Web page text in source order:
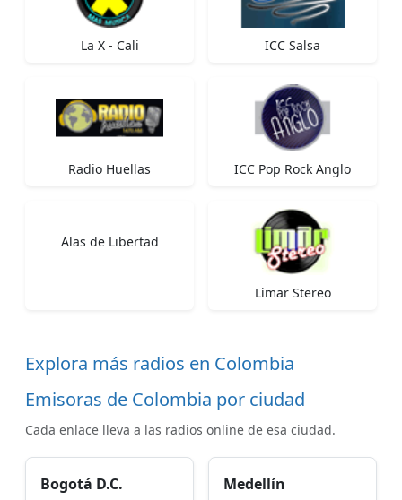
La X - Cali ICC Salsa
Radio Huellas ICC Pop Rock Anglo
Alas de Libertad
Limar Stereo
Explora más radios en Colombia
Emisoras de Colombia por ciudad
Cada enlace lleva a las radios online de esa ciudad.
Bogotá D.C. Medellín